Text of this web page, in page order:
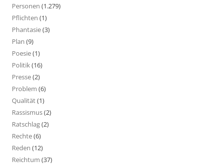
Personen (1.279)
Pflichten (1)
Phantasie(3)
Plan (9)
Poesie(1)
Politik(16)
Presse(2)
Problem (6)
Qualität(1)
Rassismus(2)
Ratschlag(2)
Rechte(6)
Reden (12)
Reichtum (37)